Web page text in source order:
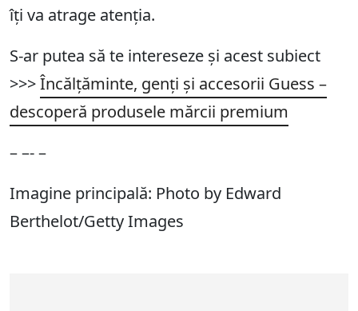
îți va atrage atenția.
S-ar putea să te intereseze și acest subiect
>>>Încălțăminte, genți și accesorii Guess –
descoperă produsele mărcii premium
– –- –
Imagine principală: Photo by Edward
Berthelot/Getty Images